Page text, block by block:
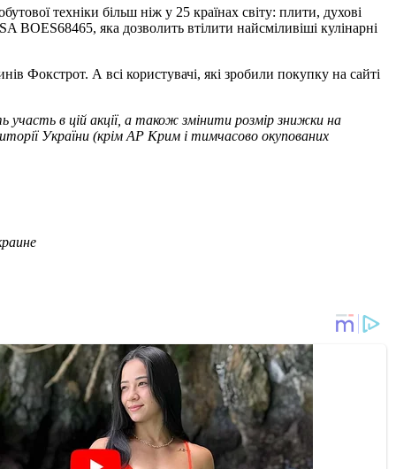
техніки більш ніж у 25 країнах світу: плити, духові
яка дозволить втілити найсміливіші кулінарні
Фокстрот. А всі користувачі, які зробили покупку на сайті
участь в цій акції, а також змінити розмір знижки на
України (крім АР Крим і тимчасово окупованих